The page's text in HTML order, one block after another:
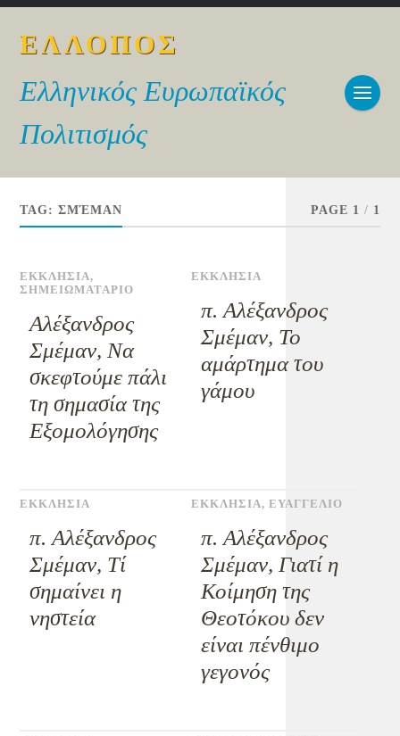
ΕΛΛΟΠΟΣ
Ελληνικός Ευρωπαϊκός
Πολιτισμός
TAG:ΣΜΈΜΑΝ PAGE 1 / 1
ΕΚΚΛΗΣΙΑ,
ΣΗΜΕΙΩΜΑΤΑΡΙΟ
Αλέξανδρος
Σμέμαν, Να
σκεφτούμε πάλι
τη σημασία της
Εξομολόγησης
ΕΚΚΛΗΣΙΑ
π. Αλέξανδρος
Σμέμαν, Το
αμάρτημα του
γάμου
ΕΚΚΛΗΣΙΑ
π. Αλέξανδρος
Σμέμαν, Τί
σημαίνει η
νηστεία
ΕΚΚΛΗΣΙΑ, ΕΥΑΓΓΕΛΙΟ
π. Αλέξανδρος
Σμέμαν, Γιατί η
Κοίμηση της
Θεοτόκου δεν
είναι πένθιμο
γεγονός